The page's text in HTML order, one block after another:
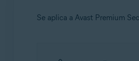
Se aplica a Avast Premium